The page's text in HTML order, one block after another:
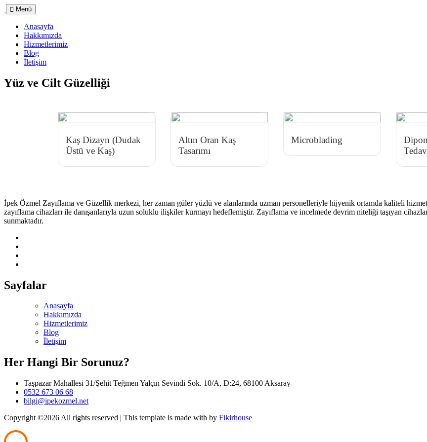
Menü
Anasayfa
Hakkımızda
Hizmetlerimiz
Blog
İletişim
Yüz ve Cilt Güzelliği
Kaş Dizayn (Dudak
Üstü ve Kaş)
Altın Oran Kaş
Tasarımı
Microblading
İpek Özmel Zayıflama ve Güzellik merkezi, her zaman güler yüzlü ve alanlarında uzman personelleriyle hijyenik ortamda kaliteli
zayıflama cihazları ile danışanlarıyla uzun soluklu ilişkiler kurmayı hedeflemiştir. Zayıflama ve incelmede devrim niteliği taşıyan
sunmaktadır.
Sayfalar
Anasayfa
Hakkımızda
Hizmetlerimiz
Blog
İletişim
Her Hangi Bir Sorunuz?
Taşpazar Mahallesi 31/Şehit Teğmen Yalçın Sevindi Sok. 10/A, D:24, 68100 Aksaray
0532 673 06 68
bilgi@ipekozmel.net
Copyright ©2026 All rights reserved | This template is made with by Fikirhouse